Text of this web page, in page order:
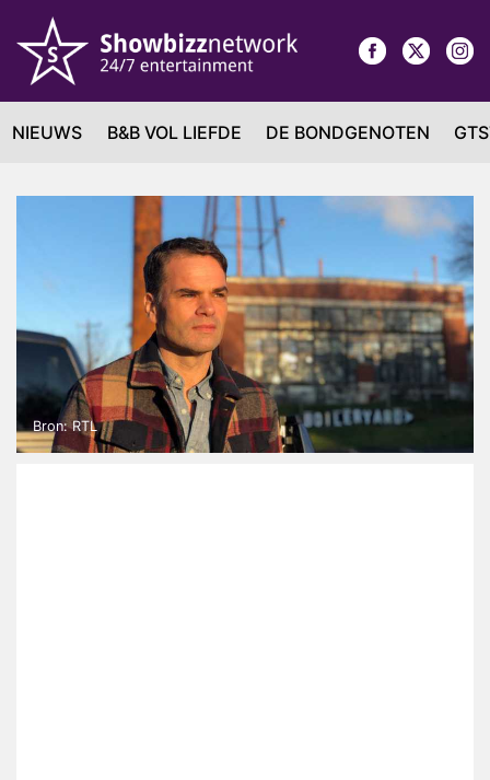
NIEUWS B&B VOL LIEFDE DE BONDGENOTEN
Bron: RTL